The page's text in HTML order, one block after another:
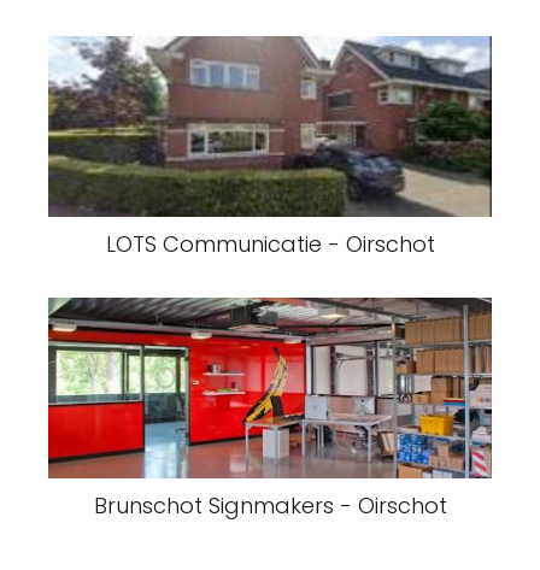
LOTS Communicatie - Oirschot
Brunschot Signmakers - Oirschot